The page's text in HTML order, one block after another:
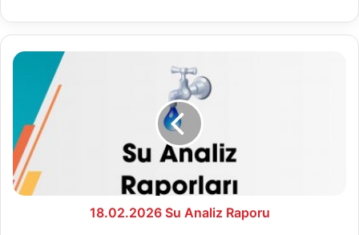
18.02.2026
Raporu
18.02.2026 Su Analiz Raporu